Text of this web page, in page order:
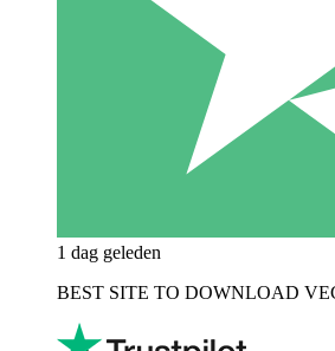
1 dag geleden
BEST SITE TO DOWNLOAD